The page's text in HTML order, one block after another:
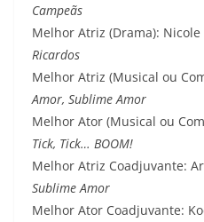
Campeãs
Melhor Atriz (Drama):
Ricardos
Melhor Atriz (Musical ou
Amor, Sublime Amor
Melhor Ator (Musical ou
Tick, Tick… BOOM!
Melhor Atriz Coadjuvante:
Sublime Amor
Melhor Ator Coadjuvante: